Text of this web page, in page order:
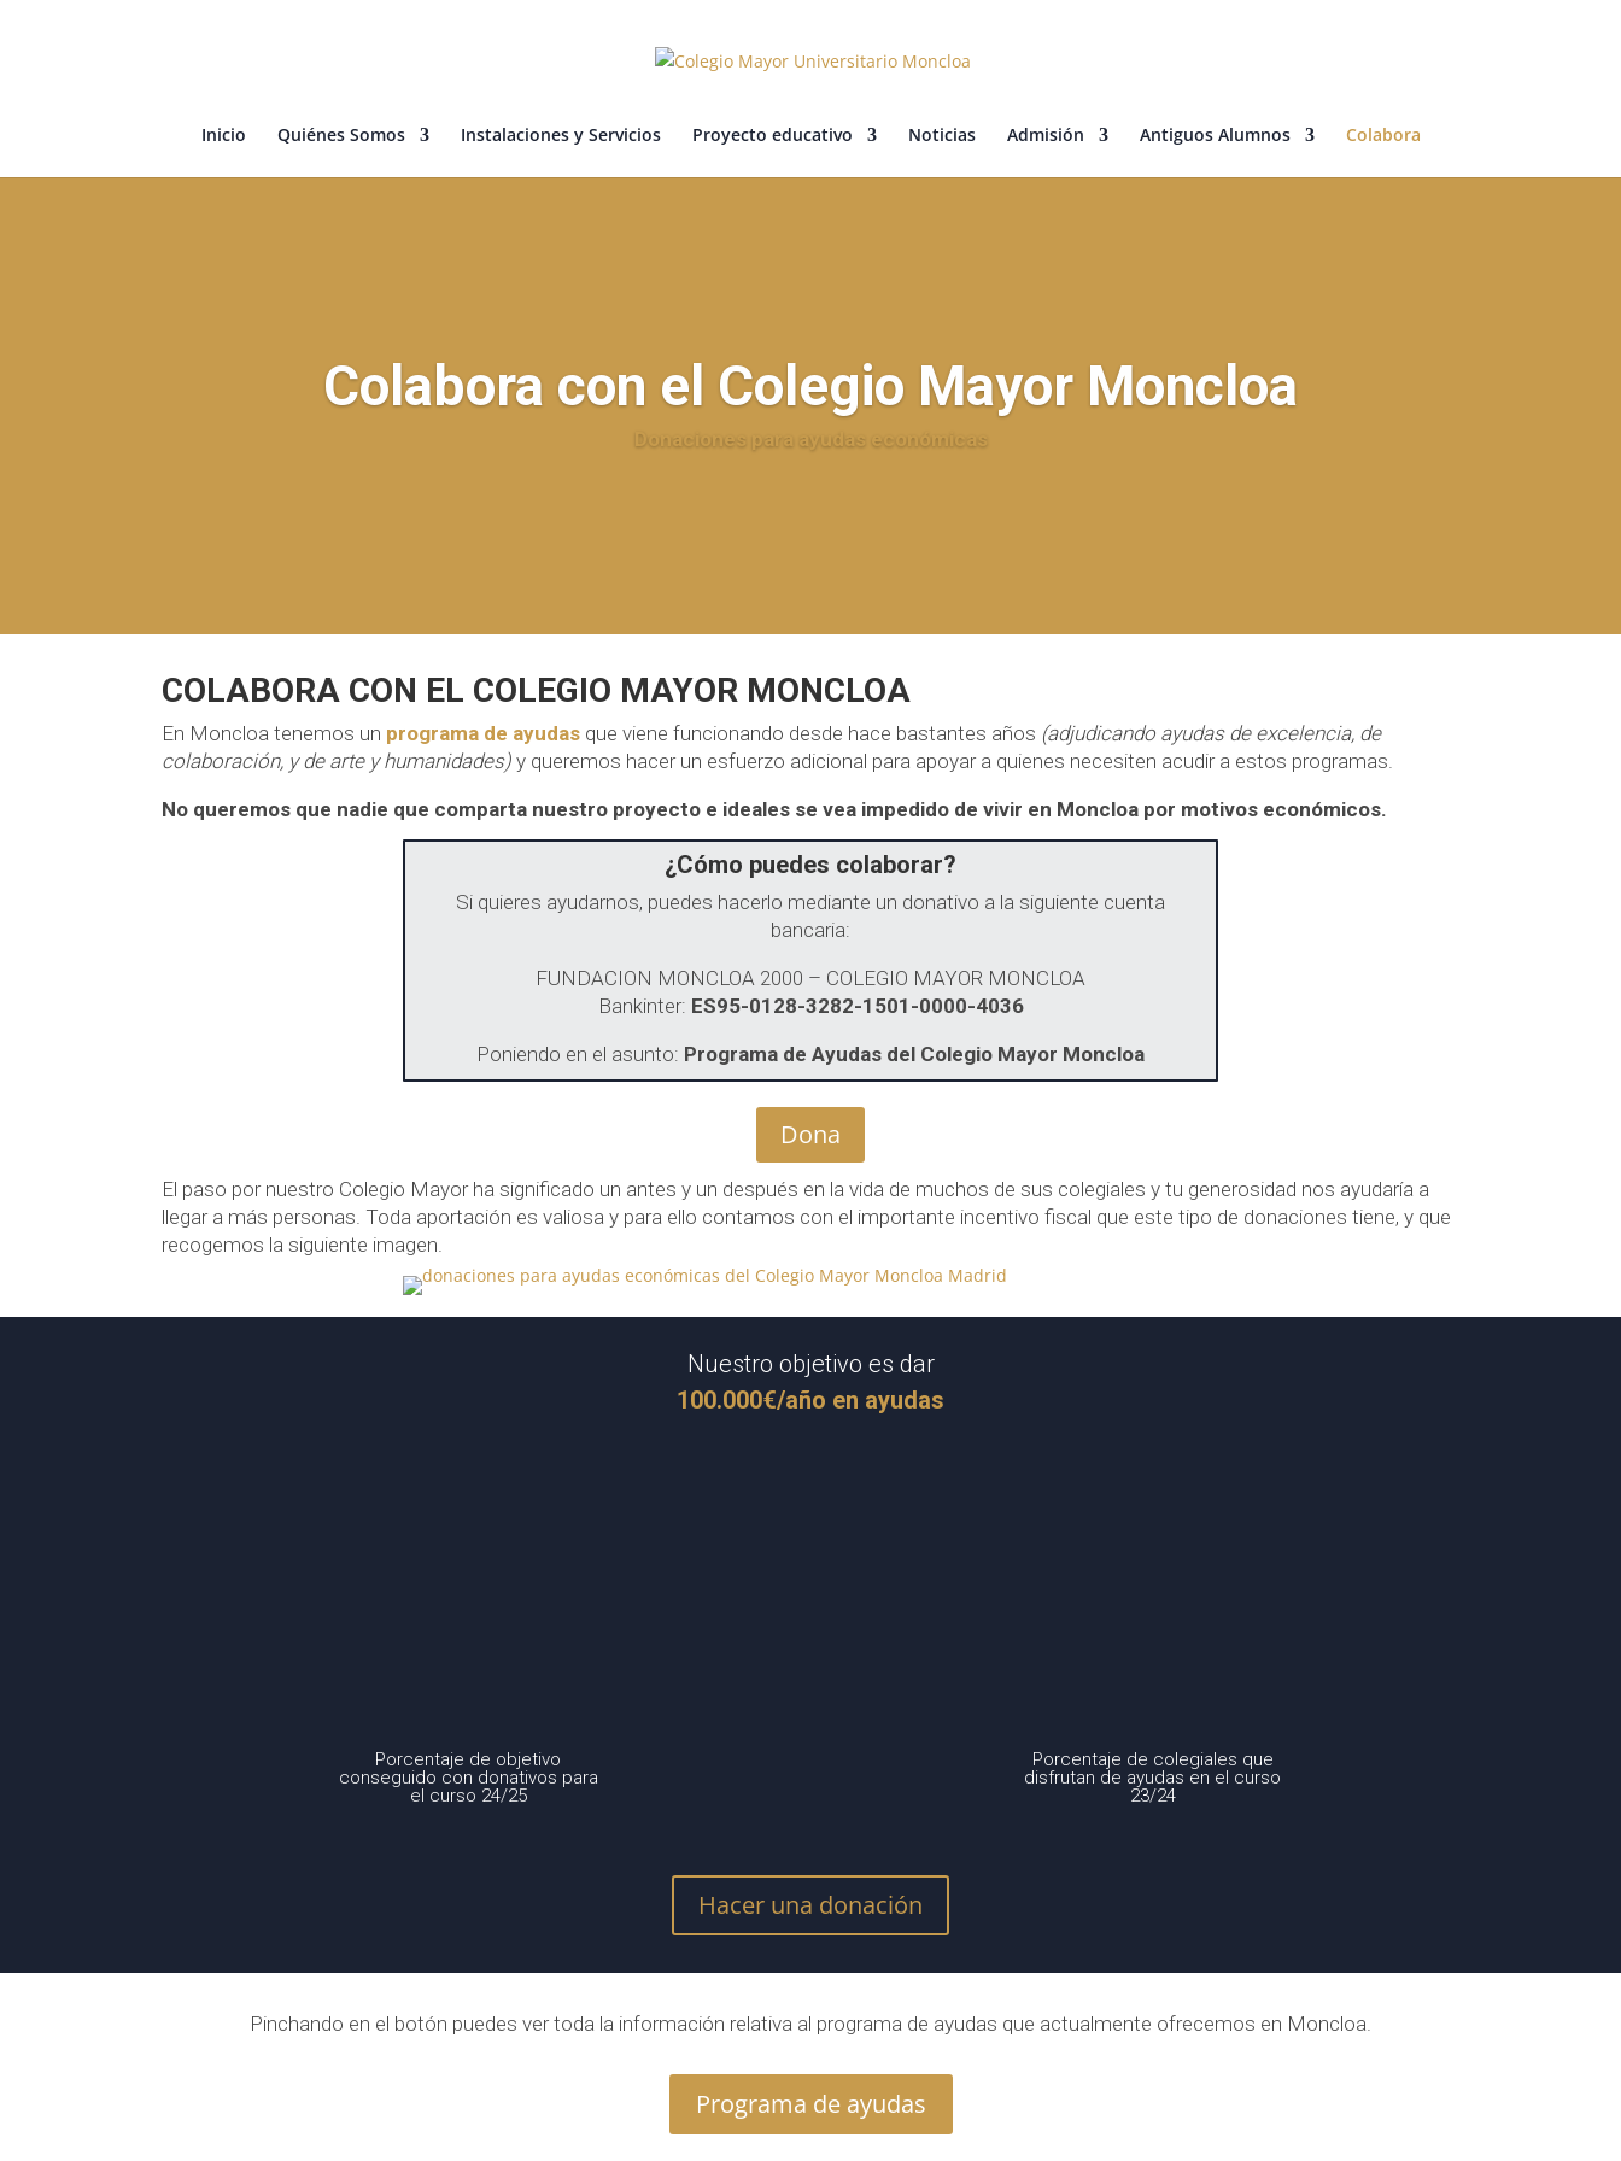
Inicio Quiénes Somos Instalaciones y Servicios Proyecto educativo Noticias Admisión Antiguos Alumnos Colabora
Colabora con el Colegio Mayor Moncloa
Donaciones para ayudas económicas
COLABORA CON EL COLEGIO MAYOR MONCLOA
En Moncloa tenemos un programa de ayudas que viene funcionando desde hace bastantes años (adjudicando ayudas de excelencia, de
colaboración, y de arte y humanidades) y queremos hacer un esfuerzo adicional para apoyar a quienes necesiten acudir a estos programas.
No queremos que nadie que comparta nuestro proyecto e ideales se vea impedido de vivir en Moncloa por motivos económicos.
¿Cómo puedes colaborar?
Si quieres ayudarnos, puedes hacerlo mediante un donativo a la siguiente cuenta
bancaria:
FUNDACION MONCLOA 2000 – COLEGIO MAYOR MONCLOA
Bankinter: ES95-0128-3282-1501-0000-4036
Poniendo en el asunto: Programa de Ayudas del Colegio Mayor Moncloa
Dona
El paso por nuestro Colegio Mayor ha significado un antes y un después en la vida de muchos de sus colegiales y tu generosidad nos ayudaría a
llegar a más personas. Toda aportación es valiosa y para ello contamos con el importante incentivo fiscal que este tipo de donaciones tiene, y que
recogemos la siguiente imagen.
Nuestro objetivo es dar
100.000€/año en ayudas
Porcentaje de objetivo
conseguido con donativos para
el curso 24/25
Porcentaje de colegiales que
disfrutan de ayudas en el curso
23/24
Hacer una donación
Pinchando en el botón puedes ver toda la información relativa al programa de ayudas que actualmente ofrecemos en Moncloa.
Programa de ayudas